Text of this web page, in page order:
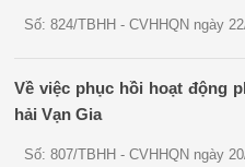
Số: 824/TBHH - CVHHQN ngày
Về việc phục hồi hoạt động
hải Vạn Gia
Số: 807/TBHH - CVHHQN ngày